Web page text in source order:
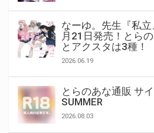
なーゆ。先生『私
月21日発売！とら
とアクスタは3種！
2026.06.19
とらのあな通販 サ
SUMMER
2026.08.03